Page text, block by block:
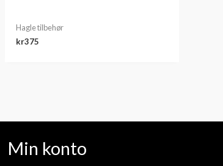
Hagle tilbehør
kr375
Min konto